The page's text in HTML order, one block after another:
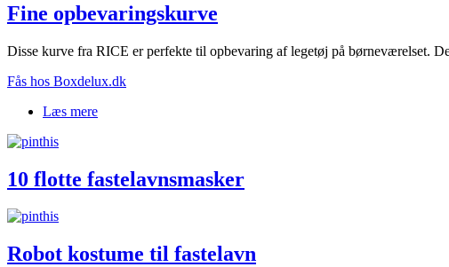
Fine opbevaringskurve
Disse kurve fra RICE er perfekte til opbevaring af legetøj på børneværelset.
Fås hos Boxdelux.dk
Læs mere
10 flotte fastelavnsmasker
Robot kostume til fastelavn